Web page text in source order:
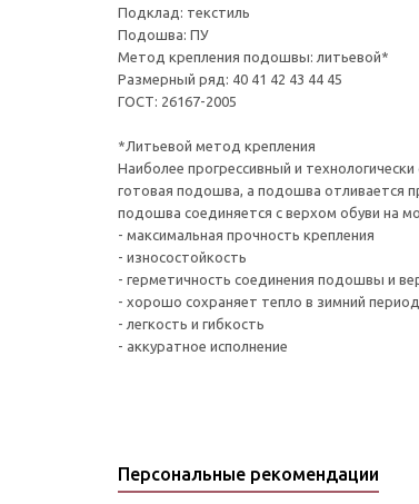
Подклад: текстиль
Подошва: ПУ
Метод крепления подошвы: литьевой*
Размерный ряд: 40 41 42 43 44 45
ГОСТ: 26167-2005
*Литьевой метод крепления
Наиболее прогрессивный и
готовая подошва, а подошва отливается
подошва соединяется с верхом обуви на
- максимальная прочность крепления
- износостойкость
- герметичность соединения подошвы и
- хорошо сохраняет тепло в зимний период
- легкость и гибкость
- аккуратное исполнение
Персональные рекомендации